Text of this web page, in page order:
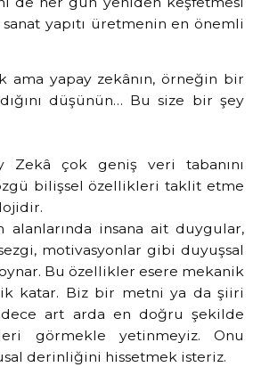
yapıtı üretmenin en önemli
ama yapay zekânın, örneğin bir
düşünün… Bu size bir şey
Zekâ çok geniş veri tabanını
bilişsel özellikleri taklit etme
alanlarında insana ait duygular,
motivasyonlar gibi duyuşsal
Bu özellikler esere mekanik
katar. Biz bir metni ya da şiiri
art arda en doğru şekilde
görmekle yetinmeyiz. Onu
derinliğini hissetmek isteriz.